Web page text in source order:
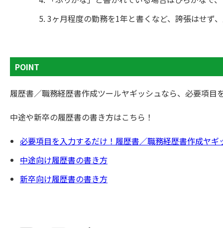
3ヶ月程度の勤務を1年と書くなど、誇張はせず
POINT
履歴書／職務経歴書作成ツールヤギッシュなら、必要項
中途や新卒の履歴書の書き方はこちら！
必要項目を入力するだけ！履歴書／職務経歴書作成ヤギ
中途向け履歴書の書き方
新卒向け履歴書の書き方